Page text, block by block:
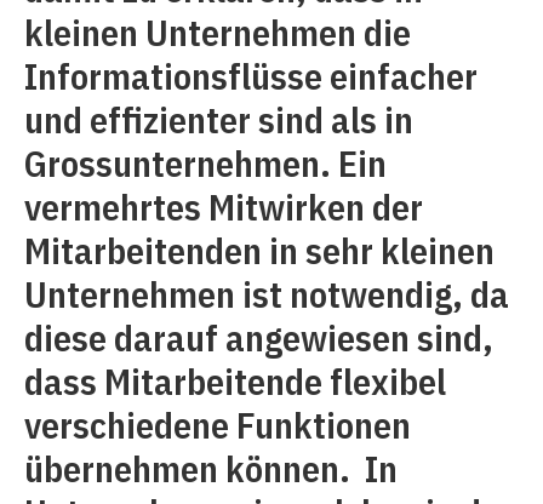
kleinen Unternehmen die
Informationsflüsse einfacher
und effizienter sind als in
Grossunternehmen. Ein
vermehrtes Mitwirken der
Mitarbeitenden in sehr kleinen
Unternehmen ist notwendig, da
diese darauf angewiesen sind,
dass Mitarbeitende flexibel
verschiedene Funktionen
übernehmen können. In